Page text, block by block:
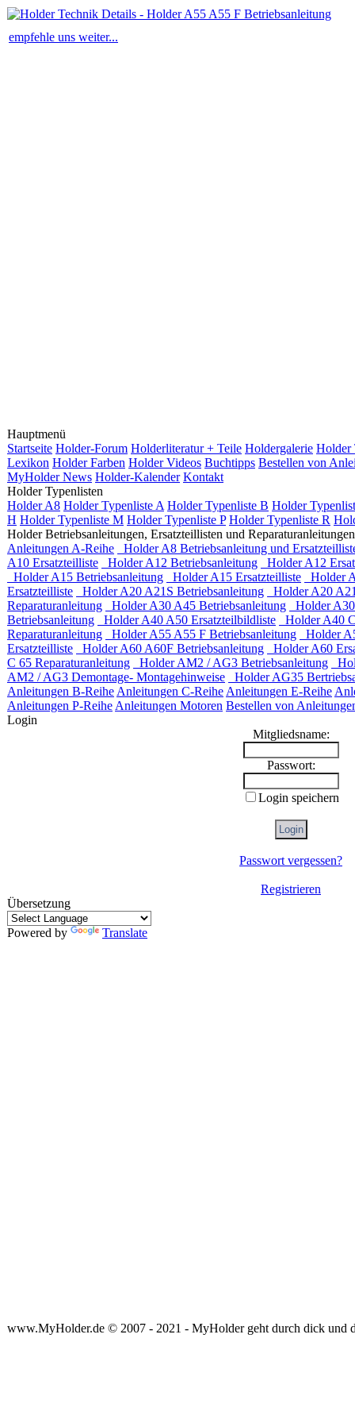
empfehle uns weiter...
Hauptmenü
Startseite Holder-Forum Holderliteratur + Teile Holdergalerie Holder
Lexikon Holder Farben Holder Videos Buchtipps Bestellen von
MyHolder News Holder-Kalender Kontakt
Holder Typenlisten
Holder A8 Holder Typenliste A Holder Typenliste B Holder
H Holder Typenliste M Holder Typenliste P Holder Typenliste R
Holder Betriebsanleitungen, Ersatzteillisten und Reparaturanleitungen
Anleitungen A-Reihe
Holder A8 Betriebsanleitung und
A10 Ersatzteilliste
Holder A12 Betriebsanleitung
Holder A12
Holder A15 Betriebsanleitung
Holder A15 Ersatzteilliste
Holder
Ersatzteilliste
Holder A20 A21S Betriebsanleitung
Holder A20
Reparaturanleitung
Holder A30 A45 Betriebsanleitung
Holder
Betriebsanleitung
Holder A40 A50 Ersatzteilbildliste
Holder A40
Reparaturanleitung
Holder A55 A55 F Betriebsanleitung
Holder
Ersatzteilliste
Holder A60 A60F Betriebsanleitung
Holder A60
C 65 Reparaturanleitung
Holder AM2 / AG3 Betriebsanleitung
AM2 / AG3 Demontage- Montagehinweise
Holder AG35
Anleitungen B-Reihe Anleitungen C-Reihe Anleitungen E-Reihe
Anleitungen P-Reihe Anleitungen Motoren Bestellen von
Login
Mitgliedsname:
Passwort:
Login speichern
Passwort vergessen?
Registrieren
Übersetzung
Powered by Translate
www.MyHolder.de © 2007 - 2021 - MyHolder geht durch dick und